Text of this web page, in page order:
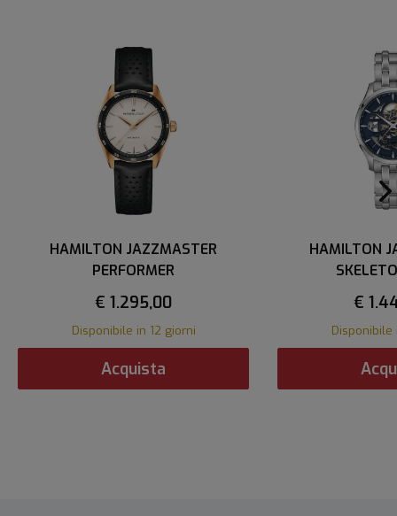
HAMILTON JAZZMASTER
PERFORMER
€ 1.295,00
Disponibile in 12 giorni
Acquista
HAMILTON
€
Disponibile